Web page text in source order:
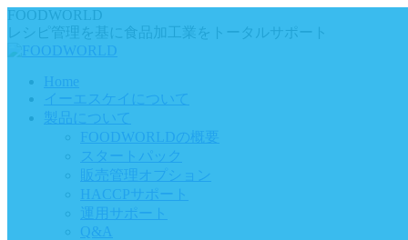
Skip
to
content
FOODWORLD
レシピ管理を基に食品加工業をトータルサポート
Home
イーエスケイについて
製品について
FOODWORLDの概要
スタートパック
販売管理オプション
HACCPサポート
運用サポート
Q&A